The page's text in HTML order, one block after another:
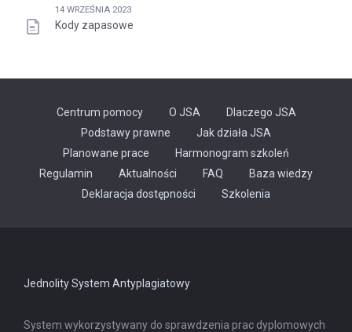
14 WRZEŚNIA 2023
Kody zapasowe
Centrum pomocy O JSA
Dlaczego JSA
Podstawy prawne
Jak działa JSA
Planowane prace
Harmonogram szkoleń
Regulamin
Aktualności FAQ
Baza wiedzy
Deklaracja dostępności
Szkolenia
Jednolity System Antyplagiatowy
System wykorzystywany do sprawdzenia prac dyplomowych